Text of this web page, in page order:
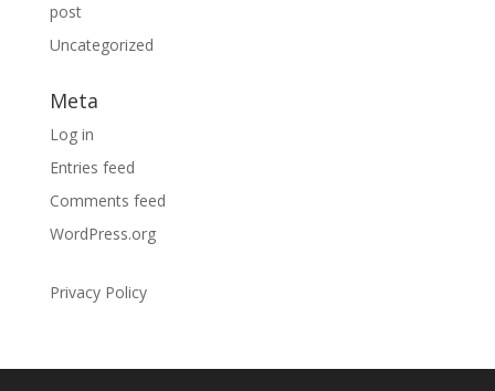
post
Uncategorized
Meta
Log in
Entries feed
Comments feed
WordPress.org
Privacy Policy